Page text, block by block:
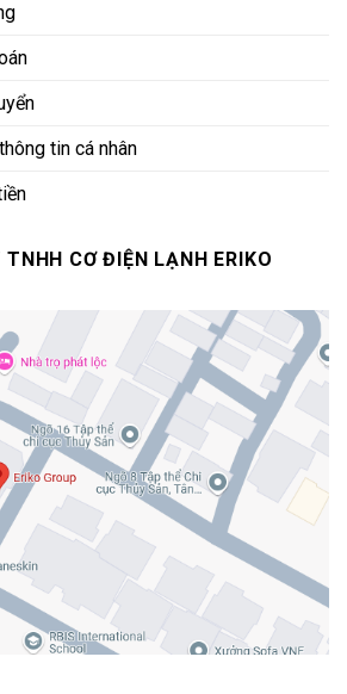
tin cá nhân
CƠ ĐIỆN LẠNH ERIKO